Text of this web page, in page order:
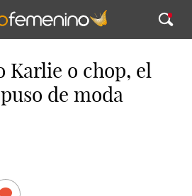
Karlie o chop, el
de moda